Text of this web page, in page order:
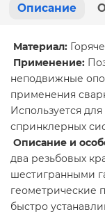
Описание
Материал:
Применение:
неподвижные
применения
Используется
спринклерных
Описание и
два резьбовых
шестигранными
геометрические
быстро